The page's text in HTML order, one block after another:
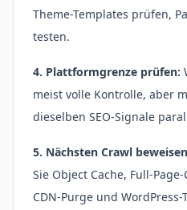
Theme-Templates prüfen,
testen.
4. Plattformgrenze prüfen:
meist volle Kontrolle, aber
dieselben SEO-Signale
5. Nächsten Crawl
Sie Object Cache, Full-
CDN-Purge und